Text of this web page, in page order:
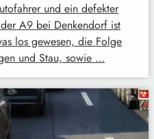
und ein defekter
A9 bei Denkendorf ist
los gewesen, die Folge
und Stau, sowie …